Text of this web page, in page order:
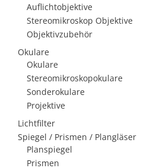
Auflichtobjektive
Stereomikroskop Objektive
Objektivzubehör
Okulare
Okulare
Stereomikroskopokulare
Sonderokulare
Projektive
Lichtfilter
Spiegel / Prismen / Plangläser
Planspiegel
Prismen